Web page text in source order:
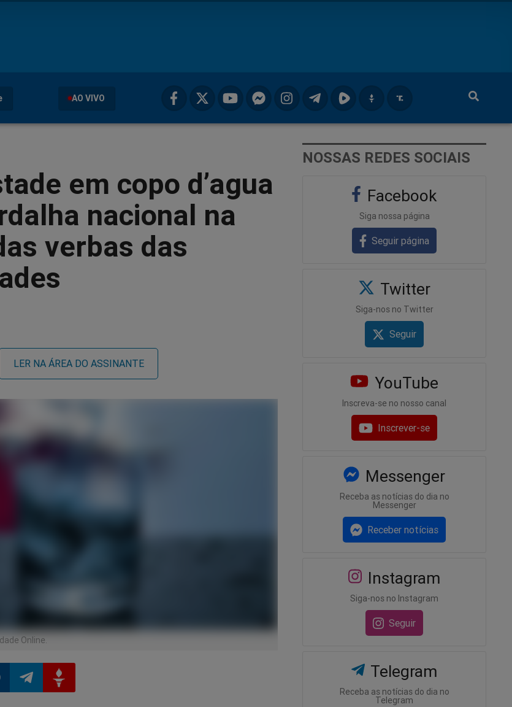
AO VIVO
em copo d’agua
nacional na
verbas das
LER NA ÁREA DO ASSINANTE
Online.
NOSSAS REDES SOCIAIS
Facebook
Siga nossa página
Seguir página
Twitter
Siga-nos no Twitter
Seguir
YouTube
Inscreva-se no nosso canal
Inscrever-se
Messenger
Receba as notícias do dia no
Messenger
Receber notícias
Instagram
Siga-nos no Instagram
Seguir
Telegram
Receba as notícias do dia no
Telegram